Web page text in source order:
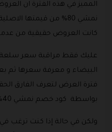
المميز في هذه الفترة ان
نمشي 80% من قيمتها
كانت العروض حقيقية من
عليك فقط مراقبة سعر
البيضاء و معرفة سعرها ثم
فترة العرض لتعرف الفارق
بواسطة كود خصم نمشي 40%.
ولكن في حالة إذا كنت ترغب